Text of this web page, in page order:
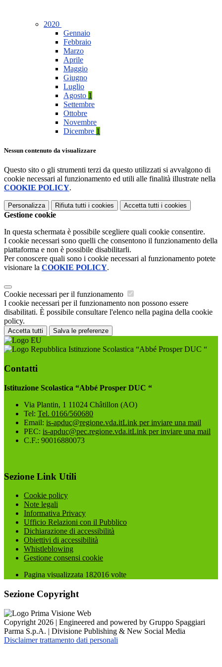
2020
Gennaio
Febbraio
Marzo
Aprile
Maggio
Giugno
Luglio
Agosto 1
Settembre
Ottobre
Novembre
Dicembre 1
Nessun contenuto da visualizzare
Questo sito o gli strumenti terzi da questo utilizzati si avvalgono di
cookie necessari al funzionamento ed utili alle finalità illustrate nella
COOKIE POLICY.
Personalizza Rifiuta tutti i cookies Accetta tutti i cookies
Gestione cookie
In questa schermata è possibile scegliere quali cookie consentire.
I cookie necessari sono quelli che consentono il funzionamento della
piattaforma e non è possibile disabilitarli.
Per conoscere quali sono i cookie necessari al funzionamento potete
visionare la COOKIE POLICY.
Cookie necessari per il funzionamento
I cookie necessari per il funzionamento non possono essere
disabilitati. È possibile consultare l'elenco nella pagina della cookie
policy.
Accetta tutti Salva le preferenze
Istituzione Scolastica “Abbé Prosper DUC “
Contatti
Istituzione Scolastica “Abbé Prosper DUC “
Via Plantin, 1 11024 Châtillon (AO)
Tel: Tel. 0166/560680
Email: is-apduc@regione.vda.itLink per inviare una mail
PEC: is-apduc@pec.regione.vda.itLink per inviare una mail
C.F.: 90016880073
Sezione Link Utili
Cookie policy
Note legali
Informativa Privacy
Ufficio Relazioni con il Pubblico
Dichiarazione di accessibilità
Obiettivi di accessibilità
Whistleblowing
Gestione consensi cookie
Pagina visualizzata 182016 volte
Sezione Copyright
Copyright 2026 | Engineered and powered by Gruppo Spaggiari
Parma S.p.A. | Divisione Publishing & New Social Media
Disclaimer trattamento dati personali